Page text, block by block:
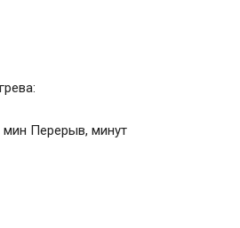
мин Перерыв, минут